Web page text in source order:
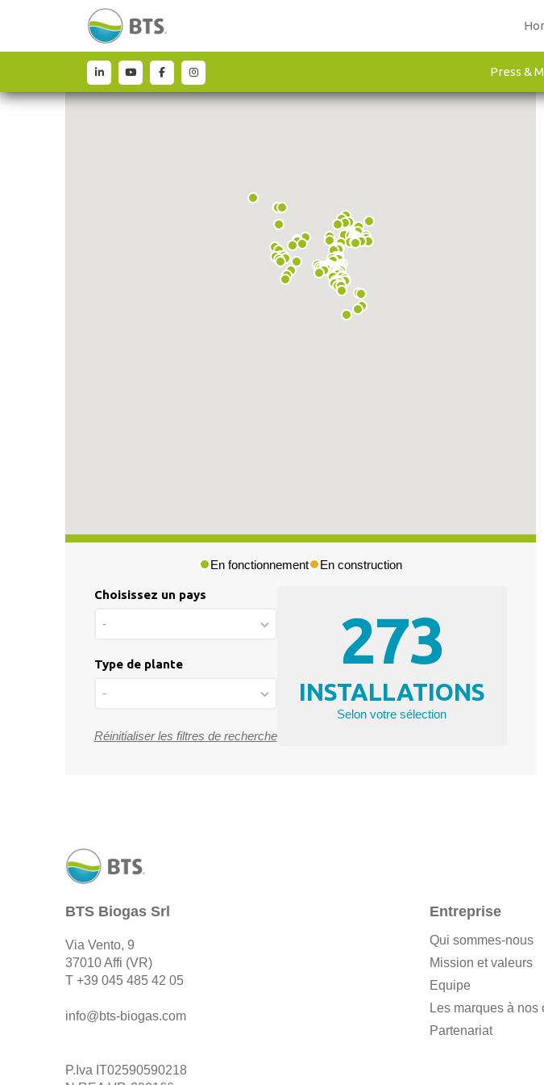
Press &
En fonctionnement En construction
Choisissez un pays
-
Type de plante
-
Réinitialiser les filtres de recherche
273
INSTALLATIONS
Selon votre sélection
BTS Biogas Srl
Via Vento, 9
37010 Affi (VR)
T +39 045 485 42 05
info@bts-biogas.com
P.Iva IT02590590218
Entreprise
Qui sommes-nous
Mission et valeurs
Equipe
Les marques à nos
Partenariat